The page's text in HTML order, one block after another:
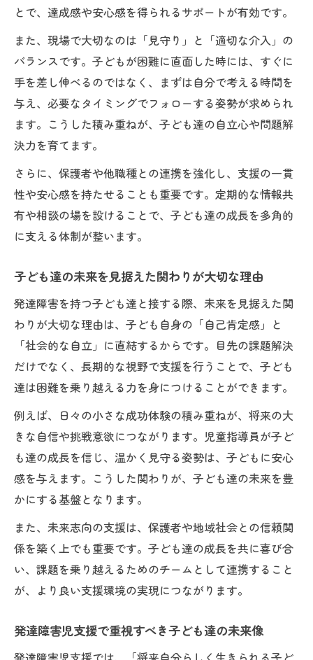
とで、達成感や安心感を得られるサポートが有効です。
また、現場で大切なのは「見守り」と「適切な介入」の
バランスです。子どもが困難に直面した時には、すぐに
手を差し伸べるのではなく、まずは自分で考える時間を
与え、必要なタイミングでフォローする姿勢が求められ
ます。こうした積み重ねが、子ども達の自立心や問題解
決力を育てます。
さらに、保護者や他職種との連携を強化し、支援の一貫
性や安心感を持たせることも重要です。定期的な情報共
有や相談の場を設けることで、子ども達の成長を多角的
に支える体制が整います。
子ども達の未来を見据えた関わりが大切な理由
発達障害を持つ子ども達と接する際、未来を見据えた関
わりが大切な理由は、子ども自身の「自己肯定感」と
「社会的な自立」に直結するからです。目先の課題解決
だけでなく、長期的な視野で支援を行うことで、子ども
達は困難を乗り越える力を身につけることができます。
例えば、日々の小さな成功体験の積み重ねが、将来の大
きな自信や挑戦意欲につながります。児童指導員が子ど
も達の成長を信じ、温かく見守る姿勢は、子どもに安心
感を与えます。こうした関わりが、子ども達の未来を豊
かにする基盤となります。
また、未来志向の支援は、保護者や地域社会との信頼関
係を築く上でも重要です。子ども達の成長を共に喜び合
い、課題を乗り越えるためのチームとして連携すること
が、より良い支援環境の実現につながります。
発達障害児支援で重視すべき子ども達の未来像